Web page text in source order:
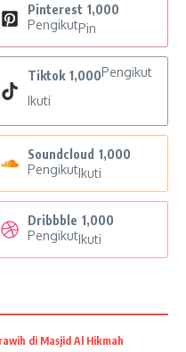
Pinterest 1,000
PengikutPin
Tiktok 1,000Pengikut
Ikuti
Soundcloud 1,000
PengikutIkuti
Dribbble 1,000
PengikutIkuti
di Masjid Al Hikmah